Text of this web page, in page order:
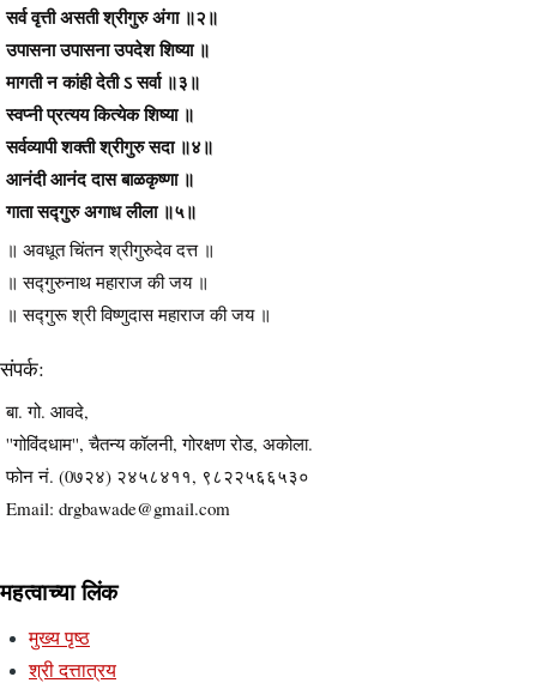
सर्व वृत्ती असती श्रीगुरु अंगा ॥२॥
उपासना उपासना उपदेश शिष्या ॥
मागती न कांही देती ऽ सर्वा ॥३॥
स्वप्नी प्रत्यय कित्येक शिष्या ॥
सर्वव्यापी शक्ती श्रीगुरु सदा ॥४॥
आनंदी आनंद दास बाळकृष्णा ॥
गाता सद्गुरु अगाध लीला ॥५॥
॥ अवधूत चिंतन श्रीगुरुदेव दत्त ॥
॥ सद्गुरुनाथ महाराज की जय ॥
॥ सद्गुरू श्री विष्णुदास महाराज की जय ॥
संपर्क:
बा. गो. आवदे,
''गोविंदधाम'', चैतन्य कॉलनी, गोरक्षण रोड, अकोला.
फोन नं. (0७२४) २४५८४११, ९८२२५६६५३०
Email: drgbawade@gmail.com
महत्वाच्या लिंक
मुख्य पृष्ठ
श्री दत्तात्रय